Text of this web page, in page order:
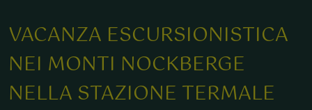
ein, ideal für einen erholsamen
VACANZA ESCURSIONISTICA
NEI MONTI NOCKBERGE
NELLA STAZIONE TERMALE